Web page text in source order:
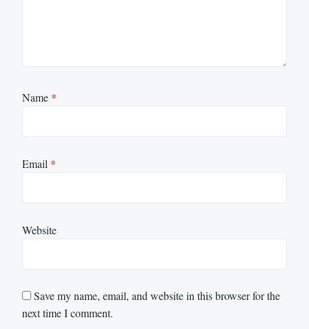
Name *
Email *
Website
Save my name, email, and website in this browser for the
next time I comment.